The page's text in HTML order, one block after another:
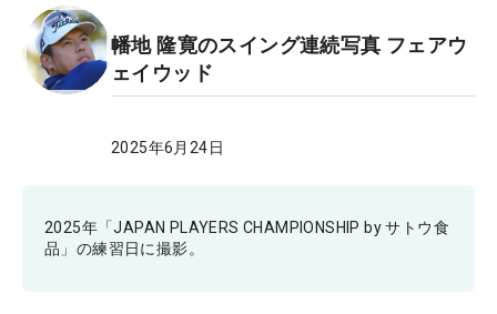
幡地 隆寛のスイング連続写真 フェアウ
ェイウッド
2025年6月24日
2025年「JAPAN PLAYERS CHAMPIONSHIP by サトウ食
品」の練習日に撮影。